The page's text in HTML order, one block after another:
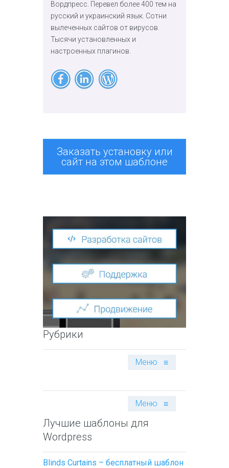
Вордпресс. Перевел более 400 тем на
русский и украинский язык. Сотни
вылеченных сайтов от вирусов.
Тысячи установленных и
настроенных плагинов.
Заказать установку или
сайт на этом шаблоне
Рубрики
Меню ≡
Меню ≡
Лучшие шаблоны для
Wordpress
Blinds Curtains – бесплатный шаблон